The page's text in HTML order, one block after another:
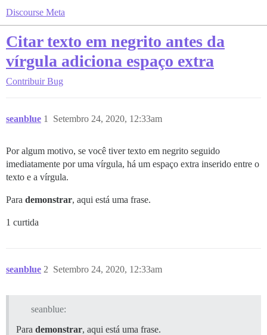
Discourse Meta
Citar texto em negrito antes da
vírgula adiciona espaço extra
Contribuir Bug
seanblue Setembro 24, 2020, 12:33am
1
Por algum motivo, se você tiver texto em negrito seguido
imediatamente por uma vírgula, há um espaço extra inserido entre o
texto e a vírgula.
Para demonstrar, aqui está uma frase.
1 curtida
seanblue Setembro 24, 2020, 12:33am
2
seanblue:
Para demonstrar, aqui está uma frase.